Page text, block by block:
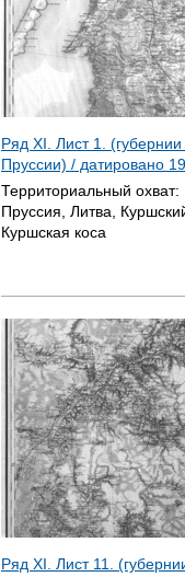
Ряд XI. Лист 1.
Пруссии) / датировано
Территориальный охват:
Пруссия, Литва,
Куршская коса
Ряд XI. Лист 11.